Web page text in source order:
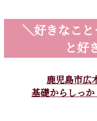
＼好き
と好
鹿児島市広
基礎からしっ